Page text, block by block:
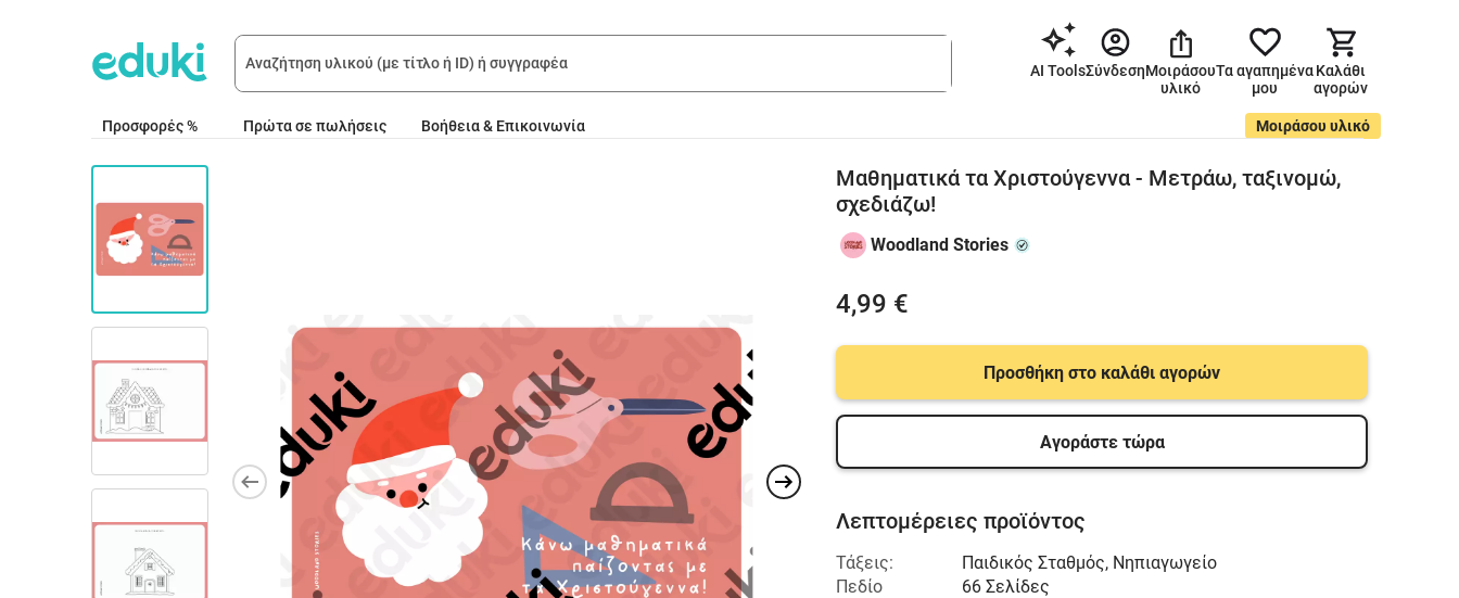
AI ToolsΣύνδεσηΜοιράσου
υλικό
Τα αγαπημένα
μου
Καλάθι
αγορών
Προσφορές % Πρώτα σε πωλήσεις Μοιράσου υλικό
Βοήθεια & Επικοινωνία
Μαθηματικά τα Χριστούγεννα - Μετράω, ταξινομώ,
σχεδιάζω!
Woodland Stories
4,99 €
Προσθήκη στο καλάθι αγορών
Αγοράστε τώρα
Λεπτομέρειες προϊόντος
Τάξεις: Παιδικός Σταθμός, Νηπιαγωγείο
Πεδίο
66 Σελίδες